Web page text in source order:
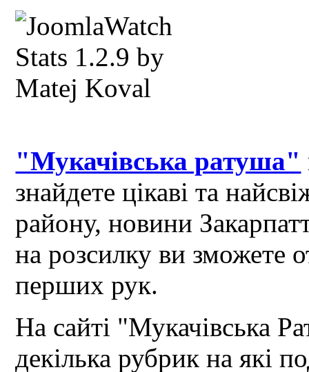
"Мукачівська ратуша"
знайдете цікаві та
району, новини
на розсилку ви зможете
перших рук.
На сайті "Мукачівська
декілька рубрик на які